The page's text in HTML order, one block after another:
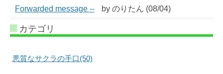
Forwarded message --
by のりたん (08/04)
カテゴリ
悪質なサクラの手口(50)